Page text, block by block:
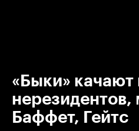
«Быки» качают
нерезидентов,
Баффет, Гейтс